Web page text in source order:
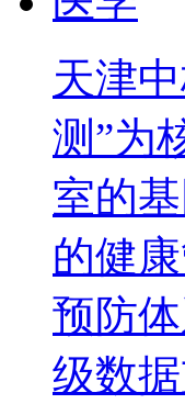
天津
测”为
室的
的健
预防
级数